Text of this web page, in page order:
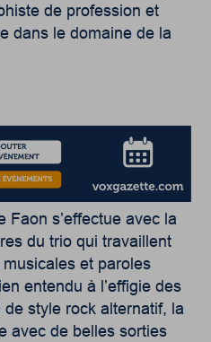
de profession et
dans le domaine de la
Faon s’effectue avec la
du trio qui travaillent
et paroles
entendu à l’effigie des
de style rock alternatif, la
avec de belles sorties